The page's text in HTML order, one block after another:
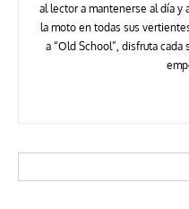
al lector a mantenerse al día
la moto en todas sus
a “Old School”, disfruta